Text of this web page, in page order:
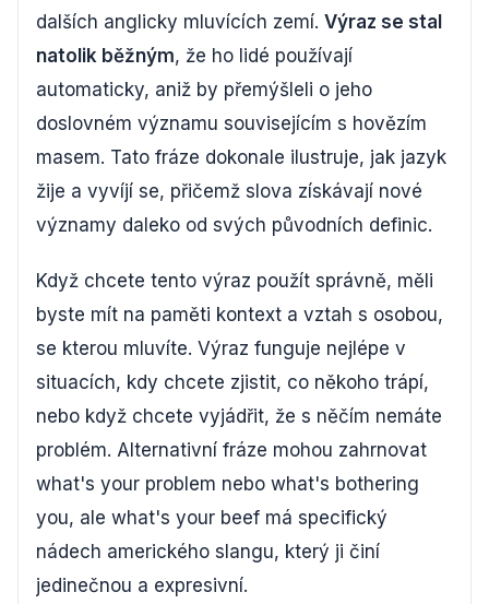
dalších anglicky mluvících zemí. Výraz se stal
natolik běžným, že ho lidé používají
automaticky, aniž by přemýšleli o jeho
doslovném významu souvisejícím s hovězím
masem. Tato fráze dokonale ilustruje, jak jazyk
žije a vyvíjí se, přičemž slova získávají nové
významy daleko od svých původních definic.
Když chcete tento výraz použít správně, měli
byste mít na paměti kontext a vztah s osobou,
se kterou mluvíte. Výraz funguje nejlépe v
situacích, kdy chcete zjistit, co někoho trápí,
nebo když chcete vyjádřit, že s něčím nemáte
problém. Alternativní fráze mohou zahrnovat
what's your problem nebo what's bothering
you, ale what's your beef má specifický
nádech amerického slangu, který ji činí
jedinečnou a expresivní.